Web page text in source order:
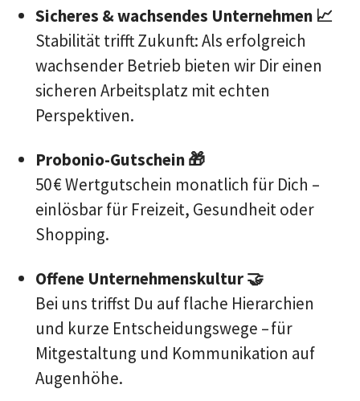
Sicheres & wachsendes Unternehmen 📈
Stabilität trifft Zukunft: Als erfolgreich
wachsender Betrieb bieten wir Dir einen
sicheren Arbeitsplatz mit echten
Perspektiven.
Probonio-Gutschein 🎁
50 € Wertgutschein monatlich für Dich –
einlösbar für Freizeit, Gesundheit oder
Shopping.
Offene Unternehmenskultur 🤝
Bei uns triffst Du auf flache Hierarchien
und kurze Entscheidungswege – für
Mitgestaltung und Kommunikation auf
Augenhöhe.